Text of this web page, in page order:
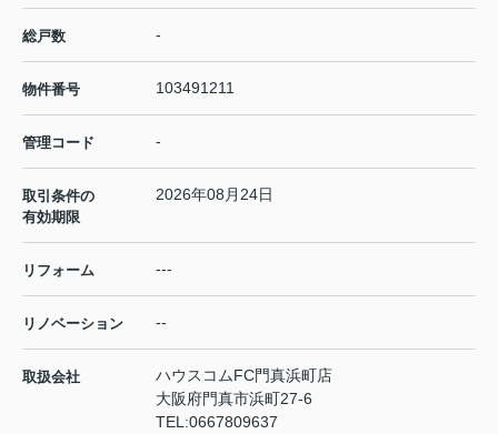
総戸数 -
物件番号 103491211
管理コード -
取引条件の
有効期限
2026年08月24日
リフォーム ---
リノベーション --
取扱会社
ハウスコムFC門真浜町店
大阪府門真市浜町27-6
TEL:0667809637